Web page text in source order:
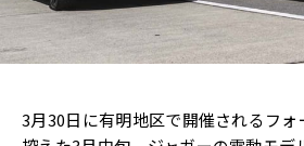
3月30日に有明地区で開催されるフ